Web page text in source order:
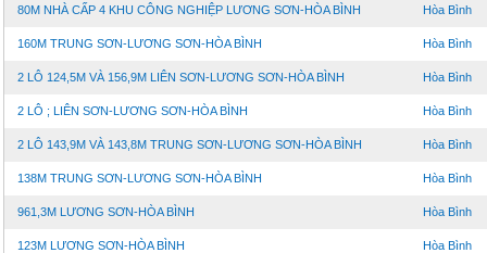
80M NHÀ CẤP 4 KHU CÔNG NGHIỆP LƯƠNG SƠN-HÒA BÌNH Hòa Bình
160M TRUNG SƠN-LƯƠNG SƠN-HÒA BÌNH Hòa Bình
2 LÔ 124,5M VÀ 156,9M LIÊN SƠN-LƯƠNG SƠN-HÒA BÌNH Hòa Bình
2 LÔ ; LIÊN SƠN-LƯƠNG SƠN-HÒA BÌNH Hòa Bình
2 LÔ 143,9M VÀ 143,8M TRUNG SƠN-LƯƠNG SƠN-HÒA BÌNH Hòa Bình
138M TRUNG SƠN-LƯƠNG SƠN-HÒA BÌNH Hòa Bình
961,3M LƯƠNG SƠN-HÒA BÌNH Hòa Bình
123M LƯƠNG SƠN-HÒA BÌNH Hòa Bình